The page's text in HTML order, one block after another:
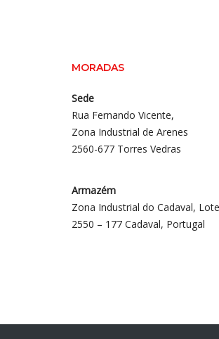
MORADAS
Sede
Rua Fernando Vicente,
Zona Industrial de Arenes
2560-677 Torres Vedras
Armazém
Zona Industrial do Cadaval,
2550 – 177 Cadaval, Portugal